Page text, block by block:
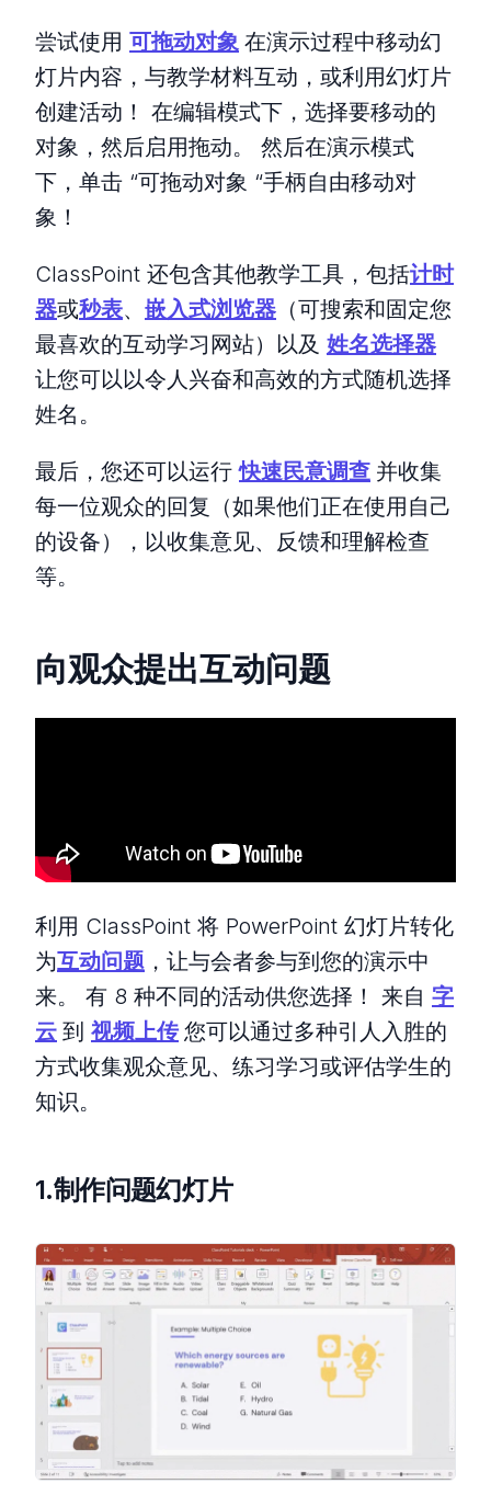
尝试使用 可拖动对象 在演示过程中移动幻
灯片内容，与教学材料互动，或利用幻灯片
创建活动！ 在编辑模式下，选择要移动的
对象，然后启用拖动。 然后在演示模式
下，单击 “可拖动对象 “手柄自由移动对
象！
ClassPoint 还包含其他教学工具，包括计时
器或秒表、 嵌入式浏览器 （可搜索和固定您
最喜欢的互动学习网站）以及 姓名选择器
让您可以以令人兴奋和高效的方式随机选择
姓名。
最后，您还可以运行快速民意调查 并收集
每一位观众的回复（如果他们正在使用自己
的设备），以收集意见、反馈和理解检查
等。
向观众提出互动问题
利用 ClassPoint 将 PowerPoint 幻灯片转化
为互动问题 ，让与会者参与到您的演示中
来。 有 8 种不同的活动供您选择！ 来自 字
云 到 视频上传 您可以通过多种引人入胜的
方式收集观众意见、练习学习或评估学生的
知识。
1.制作问题幻灯片